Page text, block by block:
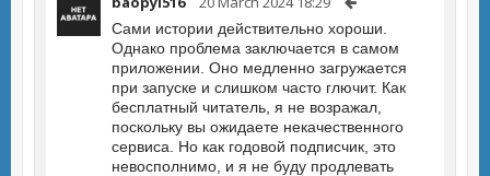
Сами истории действительно хороши.
Однако проблема заключается в самом
приложении. Оно медленно загружается
при запуске и слишком часто глючит. Как
бесплатный читатель, я не возражал,
поскольку вы ожидаете некачественного
сервиса. Но как годовой подписчик, это
невосполнимо, и я не буду продлевать